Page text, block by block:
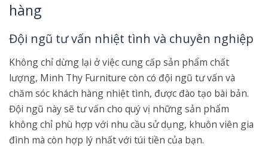
hàng
Đội ngũ tư vấn nhiệt tình và chuyên nghiệp
Không chỉ dừng lại ở việc cung cấp sản phẩm chất
lượng, Minh Thy Furniture còn có đội ngũ tư vấn và
chăm sóc khách hàng nhiệt tình, được đào tạo bài bản.
Đội ngũ này sẽ tư vấn cho quý vị những sản phẩm
không chỉ phù hợp với nhu cầu sử dụng, khuôn viên gia
đình mà còn hợp lý nhất với túi tiền của bạn.